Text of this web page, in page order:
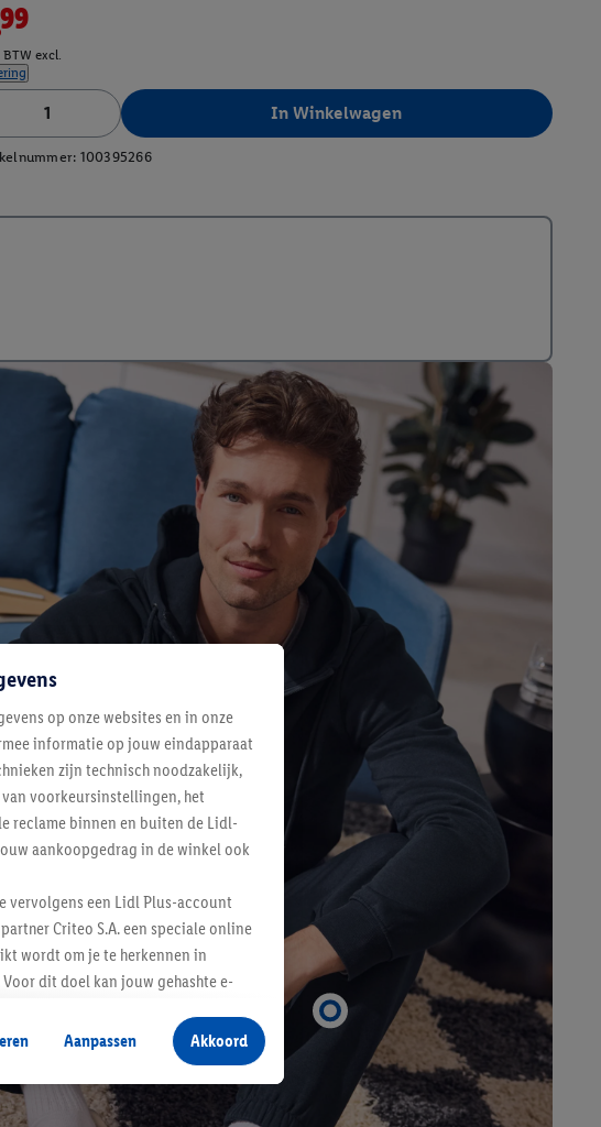
excl.
In Winkelwagen
100395266
op onze websites en in onze
informatie op jouw eindapparaat
zijn technisch noodzakelijk,
voorkeursinstellingen, het
reclame binnen en buiten de Lidl-
aankoopgedrag in de winkel ook
vervolgens een Lidl Plus-account
Criteo S.A. een speciale online
wordt om je te herkennen in
dit doel kan jouw gehashte e-
voor producten waarin je
van een online winkel te plaatsen
en binnen verschillende
Aanpassen Akkoord